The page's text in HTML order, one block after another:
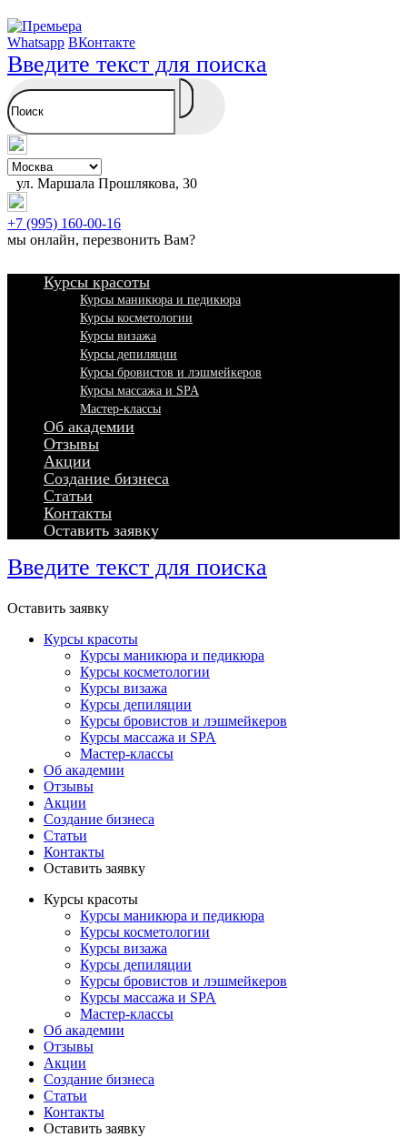
Whatsapp ВКонтакте
Введите текст для поиска
ул. Маршала Прошлякова, 30
+7 (995) 160-00-16
мы онлайн, перезвонить Вам?
Курсы красоты
Курсы маникюра и педикюра
Курсы косметологии
Курсы визажа
Курсы депиляции
Курсы бровистов и лэшмейкеров
Курсы массажа и SPA
Мастер-классы
Об академии
Отзывы
Акции
Создание бизнеса
Статьи
Контакты
Оставить заявку
Введите текст для поиска
Оставить заявку
Курсы красоты
Курсы маникюра и педикюра
Курсы косметологии
Курсы визажа
Курсы депиляции
Курсы бровистов и лэшмейкеров
Курсы массажа и SPA
Мастер-классы
Об академии
Отзывы
Акции
Создание бизнеса
Статьи
Контакты
Оставить заявку
Курсы красоты
Курсы маникюра и педикюра
Курсы косметологии
Курсы визажа
Курсы депиляции
Курсы бровистов и лэшмейкеров
Курсы массажа и SPA
Мастер-классы
Об академии
Отзывы
Акции
Создание бизнеса
Статьи
Контакты
Оставить заявку